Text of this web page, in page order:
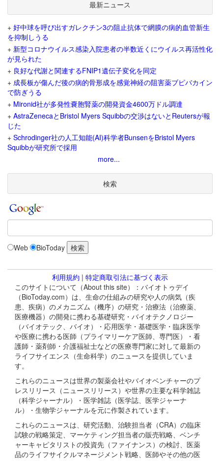
最新ニュース
+ 好中球を呼び出すガレクチン3の阻止抗体で網膜の病的血管新生
を抑制しうる
+ 新型コロナウイルス感染入院患者の半数近くにウイルス再活性化
が見られた
+ 良好な代謝と関連するFNIP1遺伝子変化を同定
+ 成長板が傷んだ後の病的骨形成を感覚神経の阻害薬ブピバカイン
で防ぎうる
+ Mironid社が多発性嚢胞腎薬の開発資金4600万ドル調達
+ AstraZenecaとBristol Myers Squibbの交渉はないとReutersが報
じた
+ Schrodinger社の人工知能(AI)科学者BunsenをBristol Myers
Squibbが研究所で採用
more...
検索
Web BioToday
利用規約 | 特定商取引法に基づく表示
このサイトについて（About this site）：バイオトゥデイ
（BioToday.com）は、生命の仕組みの研究や人の病気（疾
患、疾病）のメカニズム（機序）の研究・治療法（治療薬、
医療機器）の開発に携わる基礎研究・バイオテクノロジー
（バイオテック、バイオ）・応用医学・基礎医学・臨床医学
や医療に携わる医師（プライマリーケア医師、専門医）・看
護師・薬剤師・介護福祉士などの医療専門家に対して最新の
ライフサイエンス（生命科学）のニュースを提供していま
す。
これらのニュースは世界の製薬会社やバイオベンチャーのプ
レスリリース（ニュースリリース）や世界の主要な科学雑誌
（科学ジャーナル）・医学雑誌（医学誌、医学ジャーナ
ル）・生物学ジャーナルを元に作製されています。
これらのニュースは、研究活動、治験担当者（CRA）の臨床
試験の戦略策定、マーケティング担当者の販売戦略、ベンチ
ャーキャピタリストの投資先（ファイナンス）の検討、医薬
品のライフサイクルマネージメント戦略、医師やその他の医